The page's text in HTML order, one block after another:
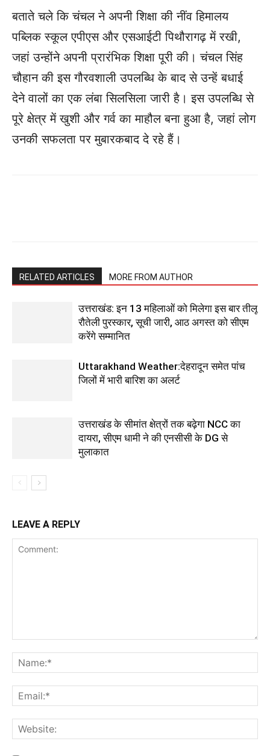
बताते चले कि चंचल ने अपनी शिक्षा की नींव हिमालय
पब्लिक स्कूल एपीएस और एसआईटी पिथौरागढ़ में रखी,
जहां उन्होंने अपनी प्रारंभिक शिक्षा पूरी की। चंचल सिंह
चौहान की इस गौरवशाली उपलब्धि के बाद से उन्हें बधाई
देने वालों का एक लंबा सिलसिला जारी है। इस उपलब्धि से
पूरे क्षेत्र में खुशी और गर्व का माहौल बना हुआ है, जहां लोग
उनकी सफलता पर मुबारकबाद दे रहे हैं।
RELATED ARTICLES MORE FROM AUTHOR
उत्तराखंड: इन 13 महिलाओं को मिलेगा इस बार तीलू
रौतेली पुरस्कार, सूची जारी, आठ अगस्त को सीएम
करेंगे सम्मानित
Uttarakhand Weather:देहरादून समेत पांच
जिलों में भारी बारिश का अलर्ट
उत्तराखंड के सीमांत क्षेत्रों तक बढ़ेगा NCC का
दायरा, सीएम धामी ने की एनसीसी के DG से
मुलाकात
LEAVE A REPLY